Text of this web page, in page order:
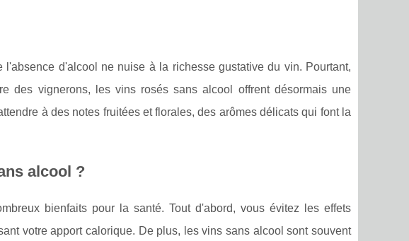
d'alcool ne nuise à la richesse gustative du vin. Pourtant,
des vignerons, les vins rosés sans alcool offrent désormais une
à des notes fruitées et florales, des arômes délicats qui font la
alcool ?
bienfaits pour la santé. Tout d'abord, vous évitez les effets
votre apport calorique. De plus, les vins sans alcool sont souvent